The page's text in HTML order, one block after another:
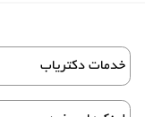
خدمات دکتریاب